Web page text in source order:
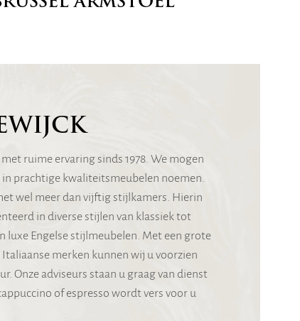
ruime ervaring sinds 1978. We mogen
prachtige kwaliteitsmeubelen noemen.
wel meer dan vijftig stijlkamers. Hierin
in diverse stijlen van klassiek tot
luxe Engelse stijlmeubelen. Met een grote
merken kunnen wij u voorzien
Onze adviseurs staan u graag van dienst
of espresso wordt vers voor u